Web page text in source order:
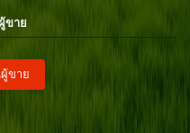
ขาย
ขาย